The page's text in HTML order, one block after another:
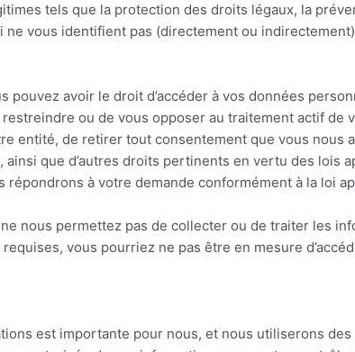
tels que la protection des droits légaux, la
ne vous identifient pas (directement ou
pouvez avoir le droit d’accéder à vos données
ou de vous opposer au traitement actif
entité, de retirer tout consentement que vous
ainsi que d’autres droits pertinents en vertu des lois
répondrons à votre demande conformément à la loi
nous permettez pas de collecter ou de traiter les
vous pourriez ne pas être en mesure
est importante pour nous, et nous utiliserons